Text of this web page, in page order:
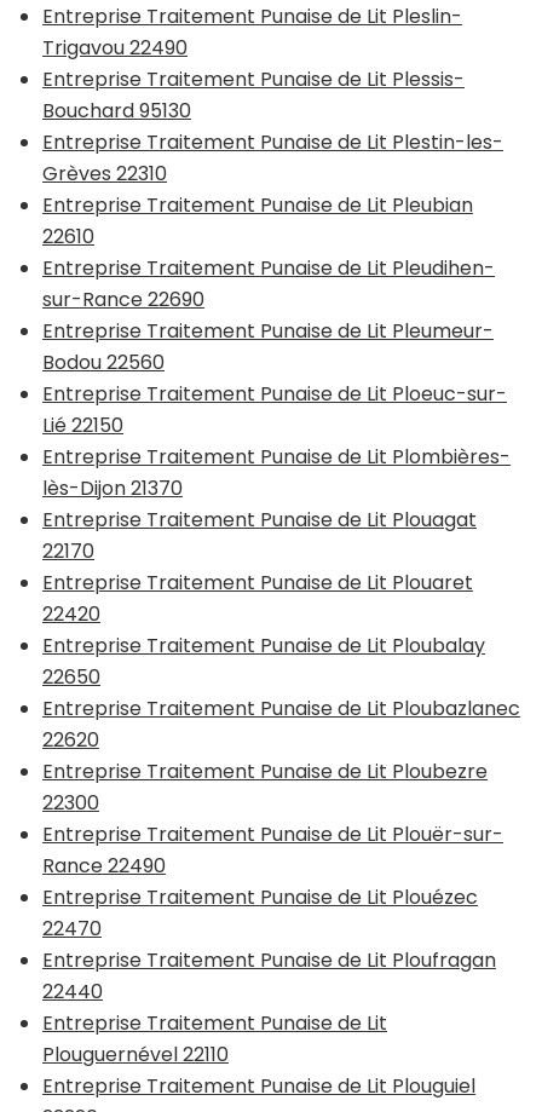
Entreprise Traitement Punaise de Lit Pleslin-
Trigavou 22490
Entreprise Traitement Punaise de Lit Plessis-
Bouchard 95130
Entreprise Traitement Punaise de Lit Plestin-les-
Grèves 22310
Entreprise Traitement Punaise de Lit Pleubian
22610
Entreprise Traitement Punaise de Lit Pleudihen-
sur-Rance 22690
Entreprise Traitement Punaise de Lit Pleumeur-
Bodou 22560
Entreprise Traitement Punaise de Lit Ploeuc-sur-
Lié 22150
Entreprise Traitement Punaise de Lit Plombières-
lès-Dijon 21370
Entreprise Traitement Punaise de Lit Plouagat
22170
Entreprise Traitement Punaise de Lit Plouaret
22420
Entreprise Traitement Punaise de Lit Ploubalay
22650
Entreprise Traitement Punaise de Lit Ploubazlanec
22620
Entreprise Traitement Punaise de Lit Ploubezre
22300
Entreprise Traitement Punaise de Lit Plouër-sur-
Rance 22490
Entreprise Traitement Punaise de Lit Plouézec
22470
Entreprise Traitement Punaise de Lit Ploufragan
22440
Entreprise Traitement Punaise de Lit
Plouguernével 22110
Entreprise Traitement Punaise de Lit Plouguiel